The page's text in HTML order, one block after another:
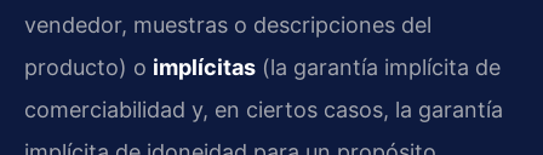
vendedor, muestras o descripciones del
producto) o implícitas (la garantía implícita de
comerciabilidad y, en ciertos casos, la garantía